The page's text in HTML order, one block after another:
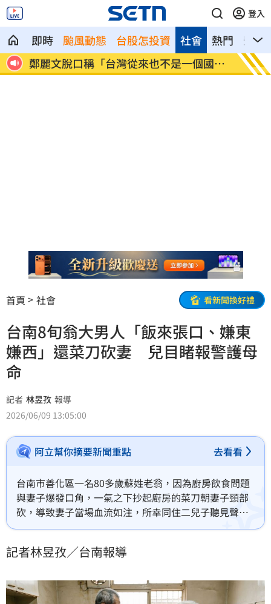
登入
即時 颱風動態 台股怎投資 熱門 影音
社會
況
鄭麗文脫口稱「台灣從來也不是一個國
家」
身價
做
首頁 社會 看新聞換好禮
台南8旬翁大男人「飯來張口、嫌東
嫌西」還菜刀砍妻 兒目睹報警護母
命
記者 林昱孜 報導
2026/06/09 13:05:00
阿立幫你摘要新聞重點 去看看
台南市善化區一名80多歲蘇姓老翁，因為廚房飲食問題
與妻子爆發口角，一氣之下抄起廚房的菜刀朝妻子頸部
砍，導致妻子當場血流如注，所幸同住二兒子聽見聲響
趕緊報案，將母親送醫後才幸運撿回一命。台南地檢署
院。
記者林昱孜／台南報導